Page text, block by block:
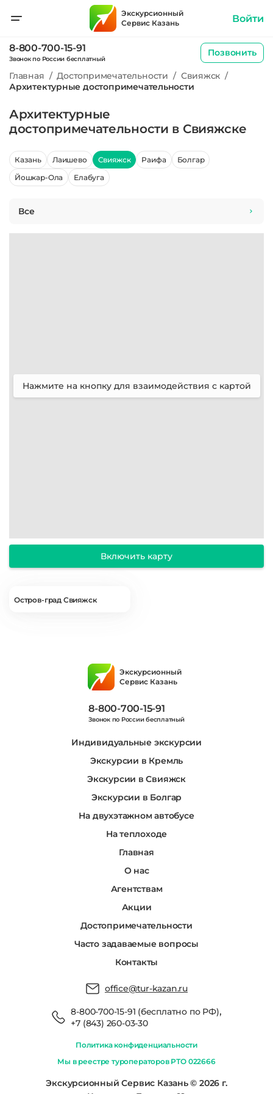
8-800-700-15-91
Звонок по России бесплатный
Позвонить
Экскурсионный
Сервис Казань
Войти
Главная / Достопримечательности / Свияжск /
Архитектурные достопримечательности
Архитектурные
достопримечательности в Свияжске
Казань Лаишево Свияжск Раифа
Болгар
Йошкар-Ола
Елабуга
Все
Все 2
Нажмите на кнопку для взаимодействия с картой
Включить карту
Остров-град Свияжск
Экскурсионный
Сервис Казань
8-800-700-15-91
Звонок по России бесплатный
Индивидуальные экскурсии
Экскурсии в Кремль
Экскурсии в Свияжск
Экскурсии в Болгар
На двухэтажном автобусе
На теплоходе
Главная
О нас
Агентствам
Акции
Достопримечательности
Часто задаваемые вопросы
Контакты
office@tur-kazan.ru
8-800-700-15-91 (бесплатно по РФ),
+7 (843) 260-03-30
Политика конфиденциальности
Мы в реестре туроператоров РТО 022666
Экскурсионный Сервис Казань © 2026 г.